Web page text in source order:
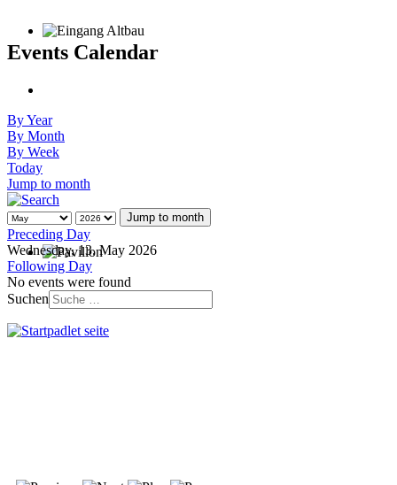
Events Calendar
By Year
By Month
By Week
Today
Jump to month
Jump to month
Preceding Day
Wednesday, 13. May 2026
Following Day
No events were found
Suchen